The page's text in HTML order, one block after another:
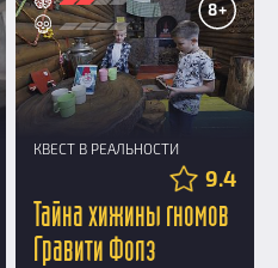
8+
КВЕСТ В РЕАЛЬНОСТИ
9.4
Тайна хижины гномов
Гравити Фолз